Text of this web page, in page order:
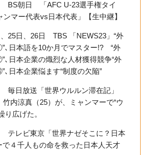
BS朝日 「AFC U-23選手権タイ
マー代表vs日本代表」【生中継】
25日、26日 TBS 「NEWS23」“外
､日本語を10か月でマスター!? “外
､日本企業の熾烈な人材獲得競争“外
､日本企業悩ます“制度の欠陥”
毎日放送「世界ウルルン滞在記」
竹内涼真（25）が、ミャンマーで“ウ
り広げた。
テレビ東京「世界ナゼそこに？日本
で４千人もの命を救った日本人天才